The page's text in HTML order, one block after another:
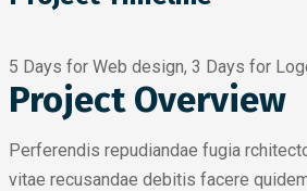
5 Days for Web design, 3 Days for
Project Overview
Perferendis repudiandae fugia
vitae recusandae debitis facere